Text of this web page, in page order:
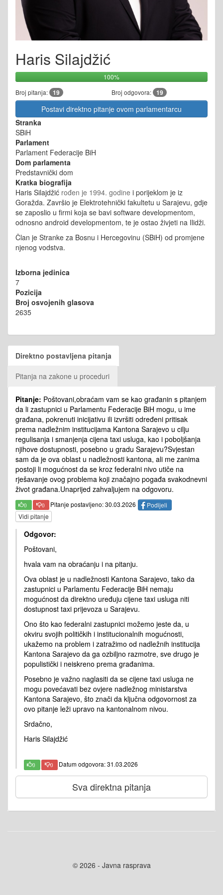
Haris Silajdžić
100%
Broj pitanja: 19 Broj odgovora: 19
Postavi direktno pitanje ovom parlamentarcu
Stranka
SBiH
Parlament
Parlament Federacije BiH
Dom parlamenta
Predstavnički dom
Kratka biografija
Haris Silajdžić rođen je 1994. godine i porijeklom je iz
Goražda. Završio je Elektrotehnički fakultetu u Sarajevu, gdje
se zaposlio u firmi koja se bavi software developmentom,
odnosno android developmentom, te je ostao živjeti na Ilidži.
Član je Stranke za Bosnu i Hercegovinu (SBiH) od promjene
njenog vodstva.
Izborna jedinica
7
Pozicija
Broj osvojenih glasova
2635
Direktno postavljena pitanja
Pitanja na zakone u proceduri
Pitanje: Poštovani,obraćam vam se kao građanin s pitanjem
da li zastupnici u Parlamentu Federacije BiH mogu, u ime
građana, pokrenuti inicijativu ili izvršiti određeni pritisak
prema nadležnim institucijama Kantona Sarajevo u cilju
regulisanja i smanjenja cijena taxi usluga, kao i poboljšanja
njihove dostupnosti, posebno u gradu Sarajevu?Svjestan
sam da je ova oblast u nadležnosti kantona, ali me zanima
postoji li mogućnost da se kroz federalni nivo utiče na
rješavanje ovog problema koji značajno pogađa svakodnevni
život građana.Unaprijed zahvaljujem na odgovoru.
0 0 Pitanje postavljeno: 30.03.2026
Podijeli
Vidi pitanje
Odgovor:
Poštovani,
hvala vam na obraćanju i na pitanju.
Ova oblast je u nadležnosti Kantona Sarajevo, tako da
zastupnici u Parlamentu Federacije BiH nemaju
mogućnost da direktno uređuju cijene taxi usluga niti
dostupnost taxi prijevoza u Sarajevu.
Ono što kao federalni zastupnici možemo jeste da, u
okviru svojih političkih i institucionalnih mogućnosti,
ukažemo na problem i zatražimo od nadležnih institucija
Kantona Sarajevo da ga ozbiljno razmotre, sve drugo je
populistički i neiskreno prema građanima.
Posebno je važno naglasiti da se cijene taxi usluga ne
mogu povećavati bez ovjere nadležnog ministarstva
Kantona Sarajevo, što znači da ključna odgovornost za
ovo pitanje leži upravo na kantonalnom nivou.
Srdačno,
Haris Silajdžić
0 0 Datum odgovora: 31.03.2026
Sva direktna pitanja
© 2026 - Javna rasprava